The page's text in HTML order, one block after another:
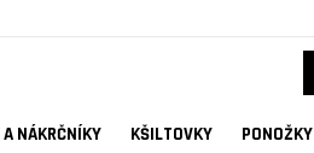
NÁKRČNÍKY KŠILTOVKY PONOŽKY